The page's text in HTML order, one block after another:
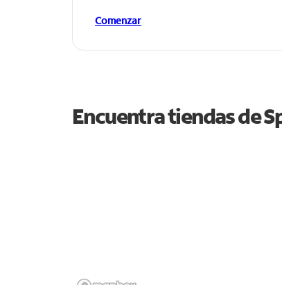
Comenzar
Encuentra tiendas de